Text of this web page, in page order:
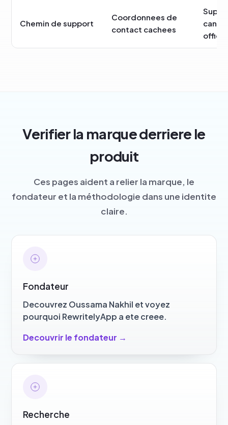
Chemin de support
Coordonnees de
contact cachees
Verifier la marque derriere le
produit
Ces pages aident a relier la marque, le
fondateur et la méthodologie dans une identite
claire.
Fondateur
Decouvrez Oussama Nakhil et voyez
pourquoi RewritelyApp a ete creee.
Decouvrir le fondateur →
Recherche